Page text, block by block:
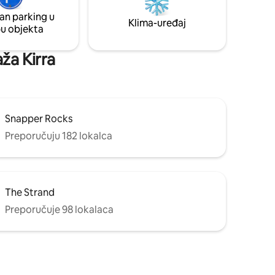
Coolangatte s fantastičnim trgovinama ili
se jednostavno opustite uz piće na svom
privatnom balkonu s pogledom na more.
parking u
objekta
Klima-uređaj
Kirra
Snapper Rocks
Preporučuju 182 lokalca
The Strand
Preporučuje 98 lokalaca